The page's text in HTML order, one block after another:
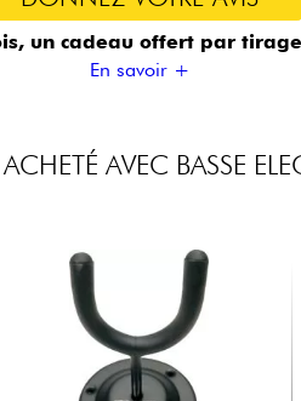
un cadeau offert par
En savoir +
AVEC BASSE